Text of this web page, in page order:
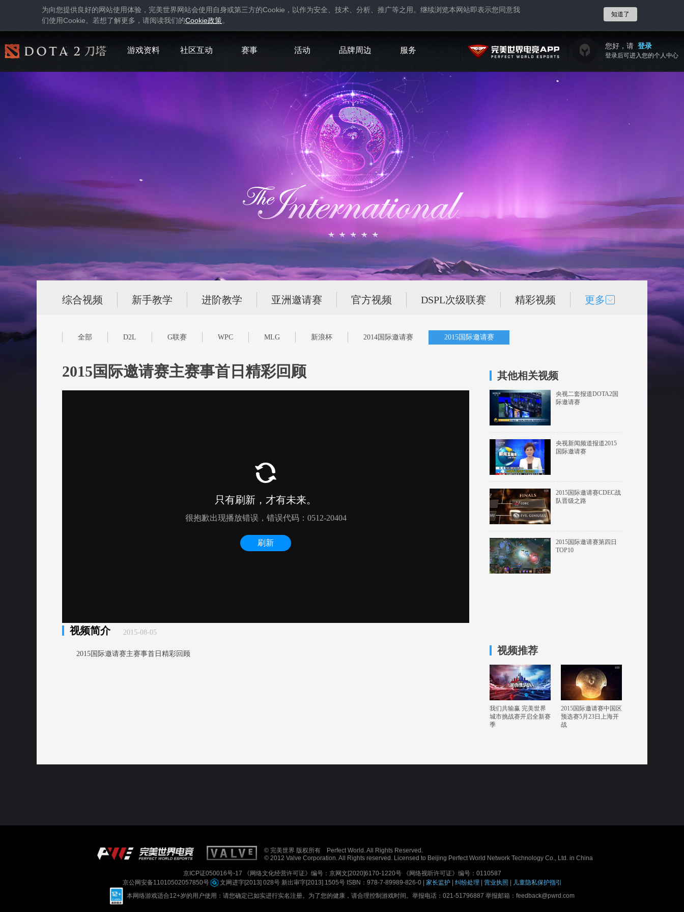
为向您提供良好的网站使用体验，完美世界网站会使用自身或第三方的Cookie ，以作为安全、技术、分析、推广等之用。继续浏览本网站即表示您同意我
们使用Cookie。若想了解更多，请阅读我们的Cookie政策。
知道了
游戏资料 社区互动 赛事 活动 品牌周边 服务 您好，请 登录
登录后可进入您的个人中心
综合视频 新手教学 进阶教学 亚洲邀请赛 官方视频 DSPL次级联赛 精彩视频 更多
全部 D2L G联赛 WPC MLG 新浪杯 2014国际邀请赛 2015国际邀请赛
2015国际邀请赛主赛事首日精彩回顾
视频简介 2015-08-05
2015国际邀请赛主赛事首日精彩回顾
其他相关视频
央视二套报道DOTA2国
际邀请赛
央视新闻频道报道2015
国际邀请赛
2015国际邀请赛CDEC战
队晋级之路
2015国际邀请赛第四日
TOP10
视频推荐
我们共输赢 完美世界
城市挑战赛开启全新赛
季
2015国际邀请赛中国区
预选赛5月23日上海开
战
© 完美世界 版权所有 Perfect World. All Rights Reserved.
© 2012 Valve Corporation. All Rights reserved. Licensed to Beijing Perfect World Network Technology Co., Ltd. in China
京ICP证050016号-17 《网络文化经营许可证》编号：京网文[2020]6170-1220号
《网络视听许可证》编号：0110587
京公网安备11010502057850号
文网进字[2013] 028号 新出审字[2013] 1505号 ISBN：978-7-89989-826-0 | 家长监护 纠纷处理 营业执照
儿童隐私保护指引
本网络游戏适合12+岁的用户使用：请您确定已如实进行实名注册。为了您的健康，请合理控制游戏时间。举报电话：021-51796887 举报邮箱：feedback@pwrd.com